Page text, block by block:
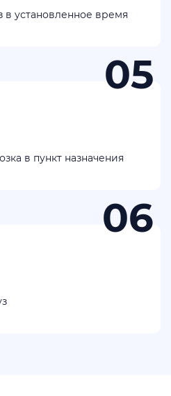
установленное время
в пункт назначения